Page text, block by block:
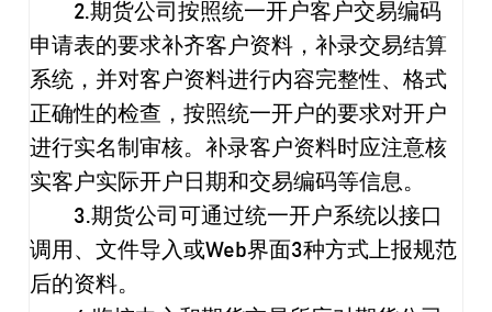
2.期货公司按照统一开户客户交易编码
申请表的要求补齐客户资料，补录交易结算
系统，并对客户资料进行内容完整性、格式
正确性的检查，按照统一开户的要求对开户
进行实名制审核。补录客户资料时应注意核
实客户实际开户日期和交易编码等信息。
3.期货公司可通过统一开户系统以接口
调用、文件导入或Web界面3种方式上报规范
后的资料。